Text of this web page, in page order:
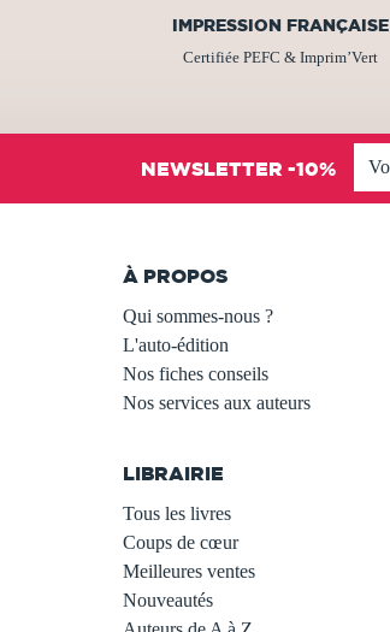
IMPRESSION FRANÇAISE
Certifiée PEFC & Imprim’Vert
NEWSLETTER -10%
À PROPOS
Qui sommes-nous ?
L'auto-édition
Nos fiches conseils
Nos services aux auteurs
LIBRAIRIE
Tous les livres
Coups de cœur
Meilleures ventes
Nouveautés